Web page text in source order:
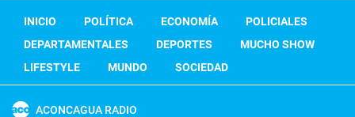
INICIO POLÍTICA ECONOMÍA
POLICIALES
DEPARTAMENTALES
DEPORTES
MUCHO SHOW
LIFESTYLE
MUNDO SOCIEDAD
ACONCAGUA RADIO